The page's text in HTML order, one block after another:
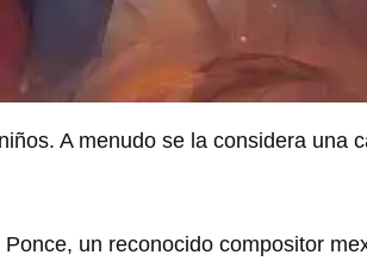
A menudo se la considera una
un reconocido compositor